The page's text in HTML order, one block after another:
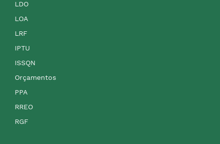
LDO
LOA
LRF
IPTU
ISSQN
Orçamentos
PPA
RREO
RGF